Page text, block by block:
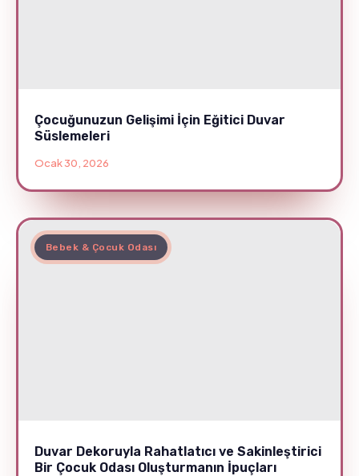
Çocuğunuzun Gelişimi İçin Eğitici Duvar
Süslemeleri
Ocak 30, 2026
Bebek & Çocuk Odası
Duvar Dekoruyla Rahatlatıcı ve Sakinleştirici
Bir Çocuk Odası Oluşturmanın İpuçları